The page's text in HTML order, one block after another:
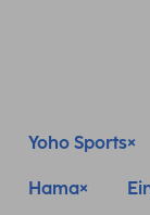
Yoho Sports
Hama